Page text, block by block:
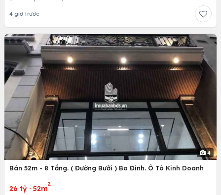
4 giờ trước
4
Bán 52m - 8 Tầng. ( Đường Bưởi ) Ba Đình. Ô Tô Kinh Doanh
26 tỷ · 52m
2